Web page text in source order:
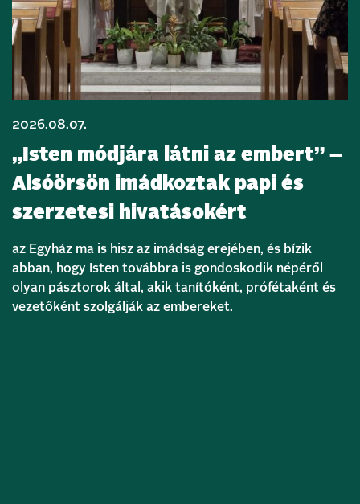
2026.08.07.
„Isten módjára látni az embert” –
Alsóörsön imádkoztak papi és
szerzetesi hivatásokért
az Egyház ma is hisz az imádság erejében, és bízik
abban, hogy Isten továbbra is gondoskodik népéről
olyan pásztorok által, akik tanítóként, prófétaként és
vezetőként szolgálják az embereket.